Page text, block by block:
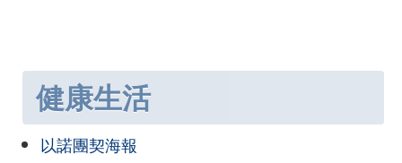
健康生活
以諾團契海報